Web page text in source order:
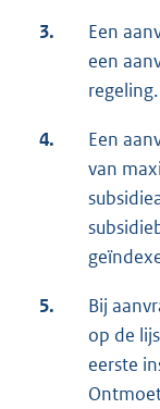
3.
Een
een
regeling.
4.
Een
van
5.
Bij
op de
eerste